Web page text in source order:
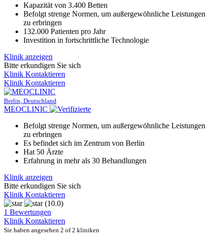
Kapazität von 3.400 Betten
Befolgt strenge Normen, um außergewöhnliche Leistungen
zu erbringen
132.000 Patienten pro Jahr
Investition in fortschrittliche Technologie
Klinik anzeigen
Bitte erkundigen Sie sich
Klinik Kontaktieren
Klinik Kontaktieren
Berlin, Deutschland
MEOCLINIC
Befolgt strenge Normen, um außergewöhnliche Leistungen
zu erbringen
Es befindet sich im Zentrum von Berlin
Hat 50 Ärzte
Erfahrung in mehr als 30 Behandlungen
Klinik anzeigen
Bitte erkundigen Sie sich
Klinik Kontaktieren
(10.0)
1 Bewertungen
Klinik Kontaktieren
Sie haben angesehen 2 of 2 kliniken